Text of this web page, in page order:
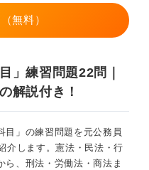
無料）
」練習問題22問｜
解説付き！
目」の練習問題を元公務員
介します。憲法・民法・行
ら、刑法・労働法・商法ま